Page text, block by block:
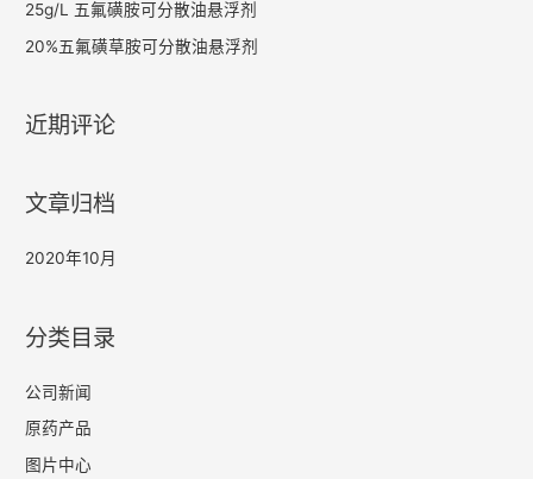
25g/L 五氟磺胺可分散油悬浮剂
20%五氟磺草胺可分散油悬浮剂
近期评论
文章归档
2020年10月
分类目录
公司新闻
原药产品
图片中心